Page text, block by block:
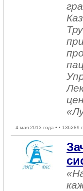
4 мая 2013 года • • 136289